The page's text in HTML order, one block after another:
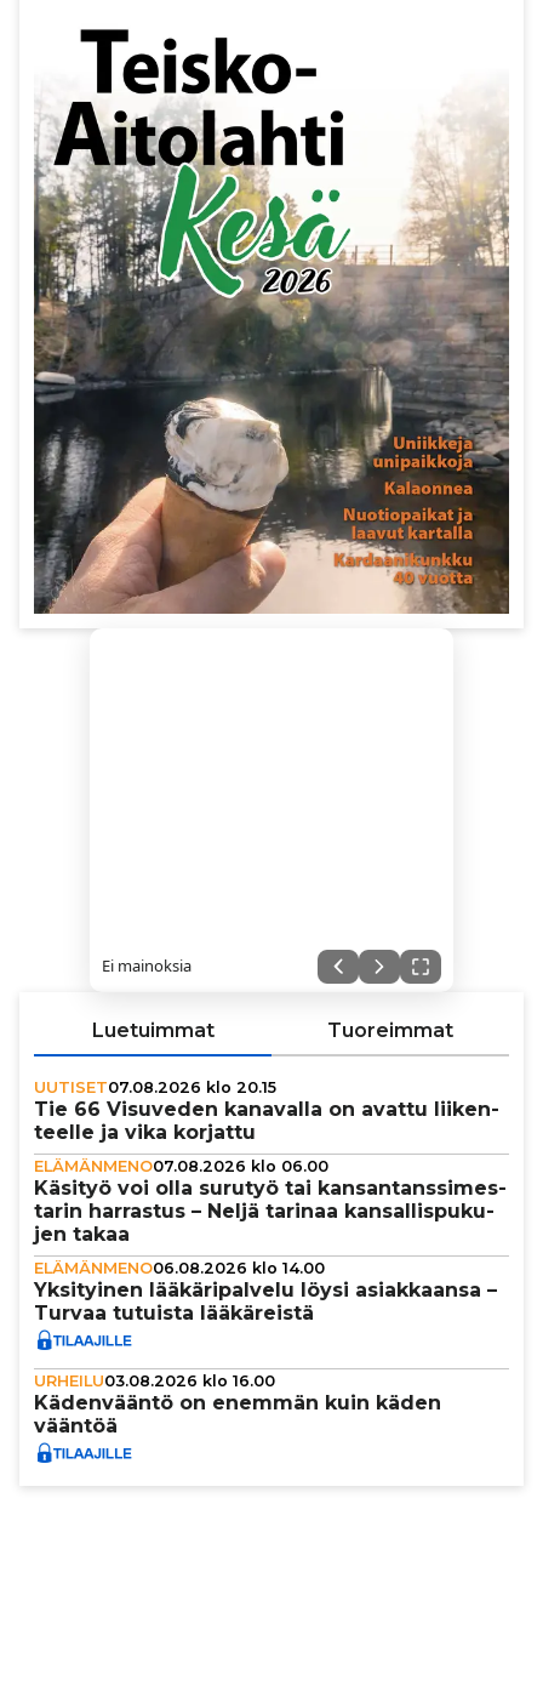
Ei mainoksia
Luetuimmat Tuoreimmat
UUTISET07.08.2026 klo 20.15
Tie 66 Visuveden kanavalla on avattu lii­ken­
teelle ja vika korjattu
ELÄMÄNMENO07.08.2026 klo 06.00
Käsityö voi olla surutyö tai kan­san­tans­si­mes­
ta­rin harrastus – Neljä tarinaa kan­sal­lis­pu­ku­
jen takaa
ELÄMÄNMENO06.08.2026 klo 14.00
Yksi­tyi­nen lää­kä­ri­pal­velu löysi asi­ak­kaansa –
Turvaa tutuista lää­kä­reistä
URHEILU03.08.2026 klo 16.00
Käden­vääntö on enemmän kuin käden
vääntöä